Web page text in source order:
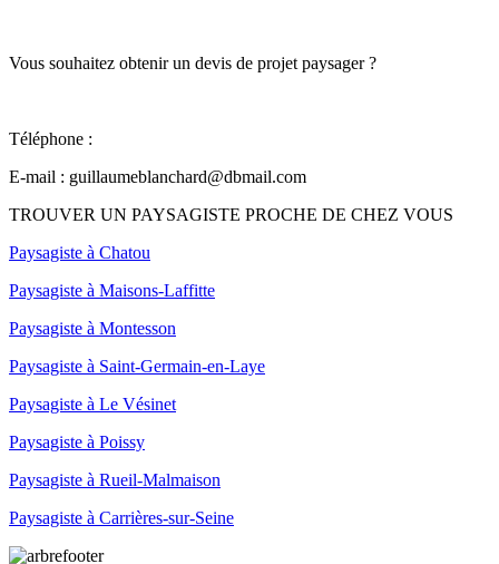
Vous souhaitez obtenir un devis de projet paysager ?
Téléphone :
E-mail : guillaumeblanchard@dbmail.com
TROUVER UN PAYSAGISTE PROCHE DE CHEZ VOUS
Paysagiste à Chatou
Paysagiste à Maisons-Laffitte
Paysagiste à Montesson
Paysagiste à Saint-Germain-en-Laye
Paysagiste à Le Vésinet
Paysagiste à Poissy
Paysagiste à Rueil-Malmaison
Paysagiste à Carrières-sur-Seine